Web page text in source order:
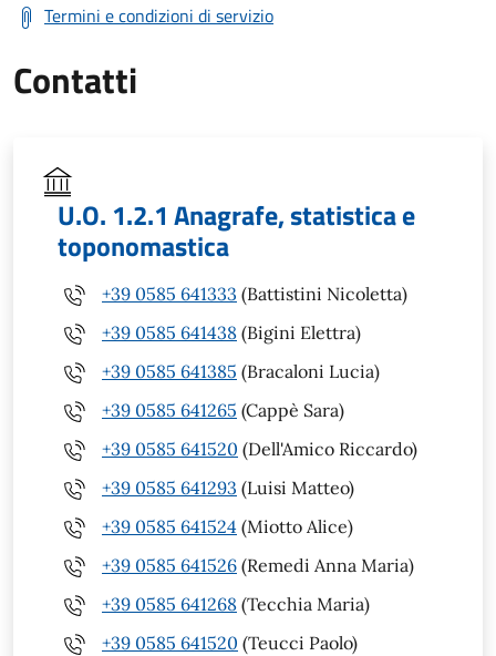
Termini e condizioni di servizio
Contatti
U.O. 1.2.1 Anagrafe, statistica e
toponomastica
+39 0585 641333 (Battistini Nicoletta)
+39 0585 641438 (Bigini Elettra)
+39 0585 641385 (Bracaloni Lucia)
+39 0585 641265 (Cappè Sara)
+39 0585 641520 (Dell'Amico Riccardo)
+39 0585 641293 (Luisi Matteo)
+39 0585 641524 (Miotto Alice)
+39 0585 641526 (Remedi Anna Maria)
+39 0585 641268 (Tecchia Maria)
+39 0585 641520 (Teucci Paolo)